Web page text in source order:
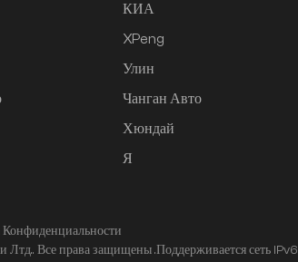
КИА
XPeng
Улин
Чанган Авто
Хюндай
Я
Лтд.. Все права защищены .Поддерживается сеть IPv6